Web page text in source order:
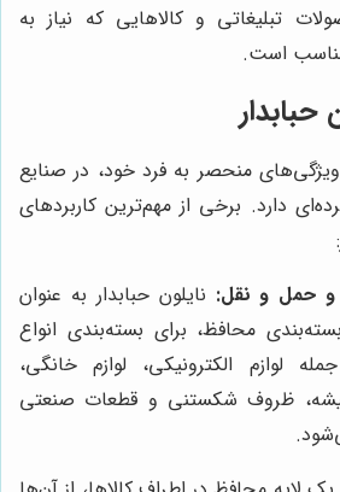
تبلیغاتی و کالاهایی که نیاز به
است.
حبابدار
ویژگی‌های منحصر به فرد خود، در صنایع
دارد. برخی از مهم‌ترین کاربردهای
و حمل و نقل: نایلون حبابدار به عنوان
محافظ، برای بسته‌بندی انواع
لوازم الکترونیکی، لوازم خانگی،
ظروف شکستنی و قطعات صنعتی